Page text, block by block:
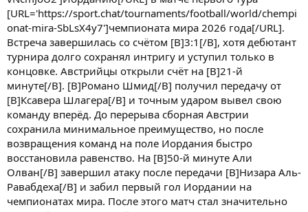
[URL='https://sport.chat/tournaments/football/world/chempi
onat-mira-SbLsX4y7']чемпионата мира 2026 года[/URL].
Встреча завершилась со счётом [B]3:1[/B], хотя дебютант
турнира долго сохранял интригу и уступил только в
концовке. Австрийцы открыли счёт на [B]21-й
минуте[/B]. [B]Романо Шмид[/B] получил передачу от
[B]Ксавера Шлагера[/B] и точным ударом вывел свою
команду вперёд. До перерыва сборная Австрии
сохранила минимальное преимущество, но после
возвращения команд на поле Иордания быстро
восстановила равенство. На [B]50-й минуте Али
Олван[/B] завершил атаку после передачи [B]Низара Аль-
Равабдеха[/B] и забил первый гол Иордании на
чемпионатах мира. После этого матч стал значительно